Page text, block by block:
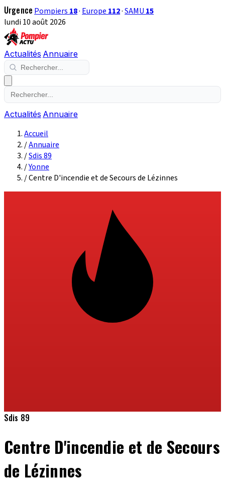
Urgence Pompiers 18· Europe 112·SAMU 15
lundi 10 août 2026
Actualités Annuaire
Actualités Annuaire
Accueil
/Annuaire
/Sdis 89
/Yonne
/Centre D'incendie et de Secours de Lézinnes
Sdis 89
Centre D'incendie et de Secours
de Lézinnes